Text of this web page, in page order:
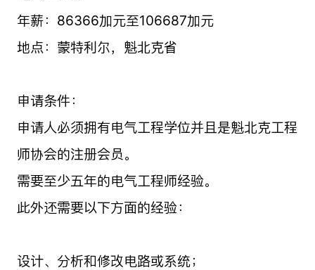
年薪：86366加元至106687加元
地点：蒙特利尔，魁北克省
申请条件：
申请人必须拥有电气工程学位并且是魁北克工程
师协会的注册会员。
需要至少五年的电气工程师经验。
此外还需要以下方面的经验：
设计、分析和修改电路或系统；